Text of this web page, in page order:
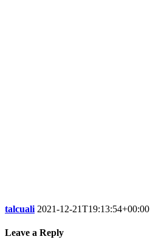
talcuali 2021-12-21T19:13:54+00:00
Leave a Reply